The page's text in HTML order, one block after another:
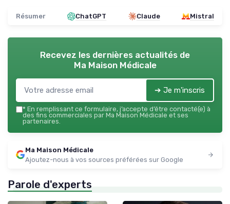
Résumer ChatGPT Claude Mistral
Recevez les dernières actualités de
Ma Maison Médicale
➔ Je m'inscris
* En remplissant ce formulaire, j’accepte d’être contacté(e) à
des fins commerciales par Ma Maison Médicale et ses
partenaires.
Ma Maison Médicale
Ajoutez-nous à vos sources préférées sur Google
Parole d'experts